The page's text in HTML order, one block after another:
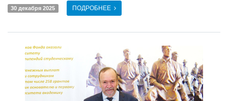
30 декабря 2025 ПОДРОБНЕЕ